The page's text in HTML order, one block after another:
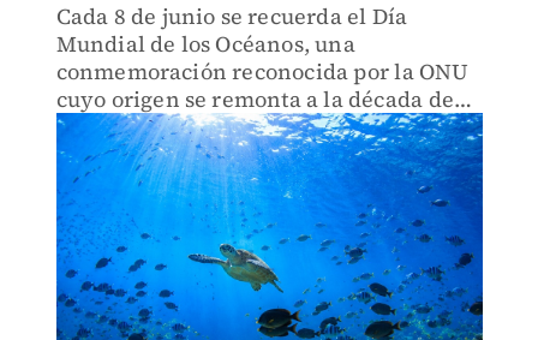
Cada 8 de junio se recuerda el Día
Mundial de los Océanos, una
conmemoración reconocida por la ONU
cuyo origen se remonta a la década de
1990.